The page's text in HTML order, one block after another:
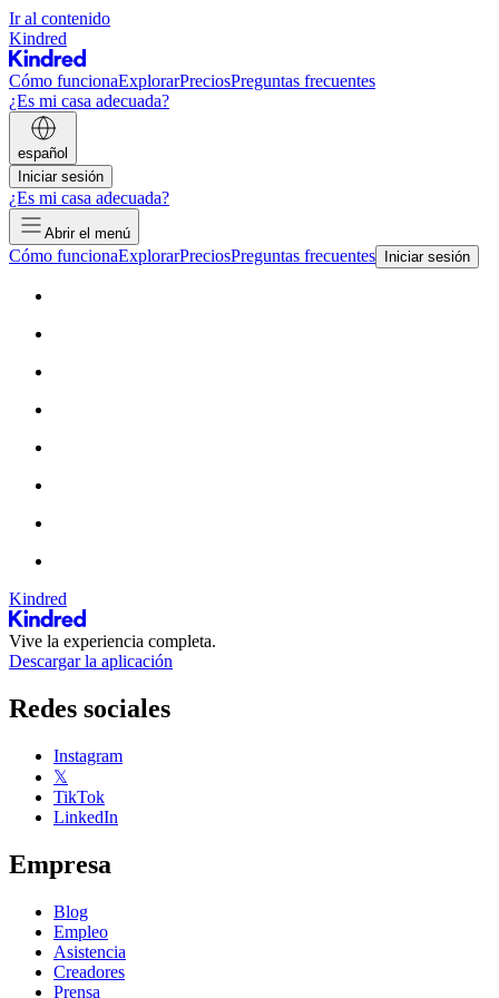
Ir al contenido
Kindred
Cómo funcionaExplorarPreciosPreguntas frecuentes
¿Es mi casa adecuada?
español
Iniciar sesión
¿Es mi casa adecuada?
Abrir el menú
Cómo funcionaExplorarPreciosPreguntas frecuentes Iniciar sesión
Kindred
Vive la experiencia completa.
Descargar la aplicación
Redes sociales
Instagram
𝕏
TikTok
LinkedIn
Empresa
Blog
Empleo
Asistencia
Creadores
Prensa